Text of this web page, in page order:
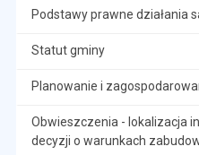
Podstawy prawne działania
Statut gminy
Planowanie i
Obwieszczenia - lokalizacja
decyzji o warunkach